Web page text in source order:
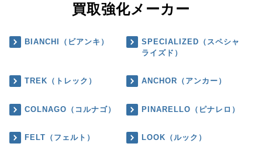
買取強化メーカー
BIANCHI（ビアンキ）
SPECIALIZED（スペシャ
ライズド）
TREK（トレック） ANCHOR（アンカー）
COLNAGO（コルナゴ） PINARELLO（ピナレロ）
FELT（フェルト） LOOK（ルック）